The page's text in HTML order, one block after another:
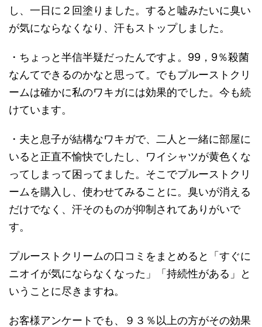
し、一日に２回塗りました。すると嘘みたいに臭い
が気にならなくなり、汗もストップしました。
・ちょっと半信半疑だったんですよ。99，9％殺菌
なんてできるのかなと思って。でもプルーストクリ
ームは確かに私のワキガには効果的でした。今も続
けています。
・夫と息子が結構なワキガで、二人と一緒に部屋に
いると正直不愉快でしたし、ワイシャツが黄色くな
ってしまって困ってました。そこでプルーストクリ
ームを購入し、使わせてみることに。臭いが消える
だけでなく、汗そのものが抑制されてありがいで
す。
プルーストクリームの口コミをまとめると「すぐに
ニオイが気にならなくなった」「持続性がある」と
いうことに尽きますね。
お客様アンケートでも、９３％以上の方がその効果